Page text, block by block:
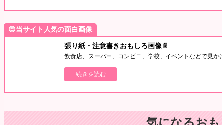
😍当サイト人気の面白画像
張り紙・注意書きおもしろ画像📄
飲食店、スーパー、コンビニ、学校、イベントなどで見
続きを読む
気になるおも